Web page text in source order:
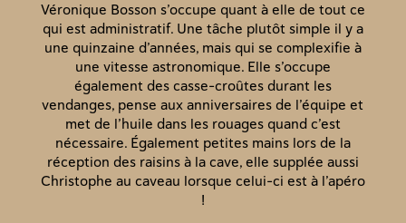
Véronique Bosson s’occupe quant à elle de tout ce
qui est administratif. Une tâche plutôt simple il y a
une quinzaine d’années, mais qui se complexifie à
une vitesse astronomique. Elle s’occupe
également des casse-croûtes durant les
vendanges, pense aux anniversaires de l’équipe et
met de l’huile dans les rouages quand c’est
nécessaire. Également petites mains lors de la
réception des raisins à la cave, elle supplée aussi
Christophe au caveau lorsque celui-ci est à l’apéro
!